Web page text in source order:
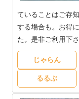
ていることはご存
する場合も。お得
た。是非ご利用下さ
じゃらん
るるぶ